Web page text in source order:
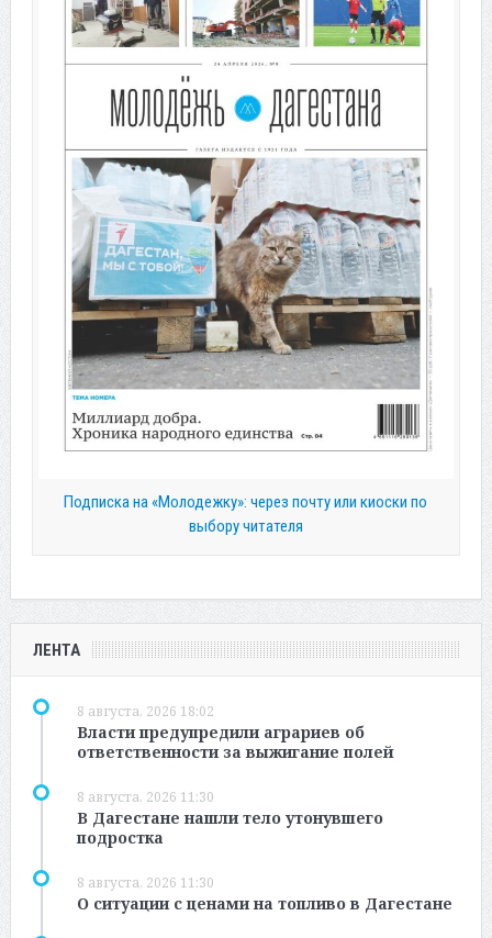
Подписка на «Молодежку»: через почту или киоски по
выбору читателя
ЛЕНТА
8 августа, 2026 18:02
Власти предупредили аграриев об
ответственности за выжигание полей
8 августа, 2026 11:30
В Дагестане нашли тело утонувшего
подростка
8 августа, 2026 11:30
О ситуации с ценами на топливо в Дагестане